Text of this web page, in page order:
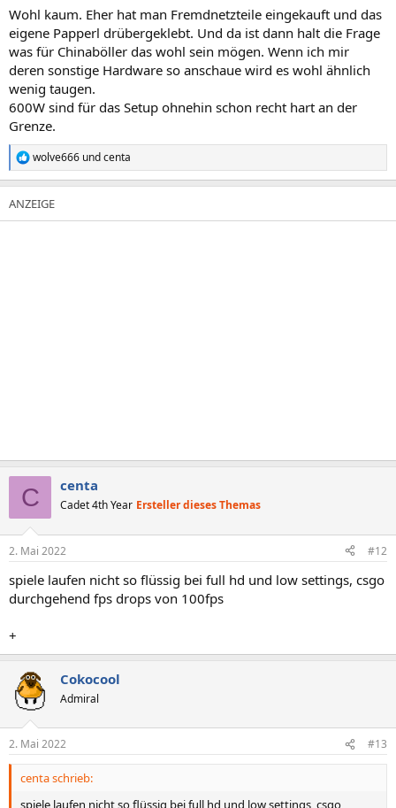
Wohl kaum. Eher hat man Fremdnetzteile eingekauft und das
eigene Papperl drübergeklebt. Und da ist dann halt die Frage
was für Chinaböller das wohl sein mögen. Wenn ich mir
deren sonstige Hardware so anschaue wird es wohl ähnlich
wenig taugen.
600W sind für das Setup ohnehin schon recht hart an der
Grenze.
R
e
a
k
t
wolve666 undcenta
C centa
Cadet 4th Year Ersteller dieses Themas
2. Mai 2022 #12
spiele laufen nicht so flüssig bei full hd und low settings, csgo
durchgehend fps drops von 100fps
+
Cokocool
Admiral
2. Mai 2022 #13
centa schrieb:
spiele laufen nicht so flüssig bei full hd und low settings, csgo